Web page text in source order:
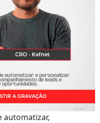
automatizar,